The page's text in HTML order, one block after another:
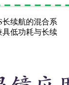
长续航的混合系
低功耗与长续